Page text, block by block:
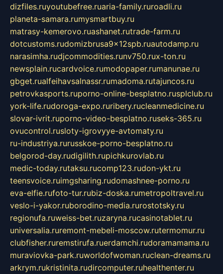
dizfiles.ruyoutubefree.ruaria-family.ruroadli.ru
planeta-samara.rumysmartbuy.ru
matrasy-kemerovo.ruashanet.rutrade-farm.ru
dotcustoms.rudomizbrusa9x12spb.ruautodamp.ru
narasimha.rudjcommodities.runv750.rux-ton.ru
newsplain.rucardvoice.rumodopaper.rumanunae.ru
gbget.rualfeihavsalnassr.rumadoma.rutajuncos.ru
petrovkasports.ruporno-online-besplatno.rusplclub.ru
york-life.rudoroga-expo.ruribery.rucleanmedicine.ru
slovar-ivrit.ruporno-video-besplatno.ruseks-365.ru
ovucontrol.rusloty-igrovyye-avtomaty.ru
ru-industriya.rurusskoe-porno-besplatno.ru
belgorod-day.rudigilith.rupichkurovlab.ru
medic-today.rutaksu.rucomp123.rudon-ykt.ru
teensvoice.ruimgsharing.rudomashnee-porno.ru
eva-elfie.rufoto-tur.rubiz-doska.rumetropoltravel.ru
veslo-i-yakor.ruborodino-media.rurostotsky.ru
regionufa.ruweiss-bet.ruzaryna.rucasinotablet.ru
universalia.ruremont-mebeli-moscow.rutermomur.ru
clubfisher.ruremstirufa.ruerdamchi.rudoramamama.ru
muraviovka-park.ruworldofwoman.ruclean-dreams.ru
arkrym.rukristinita.rudircomputer.ruhealthenter.ru